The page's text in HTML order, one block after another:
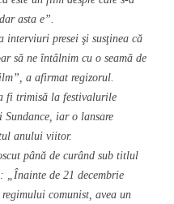
asta e”.
interviuri presei şi susţinea că
să ne întâlnim cu o seamă de
a afirmat regizorul.
fi trimisă la festivalurile
iar o lansare
anului viitor.
până de curând sub titlul
„Înainte de 21 decembrie
comunist, avea un